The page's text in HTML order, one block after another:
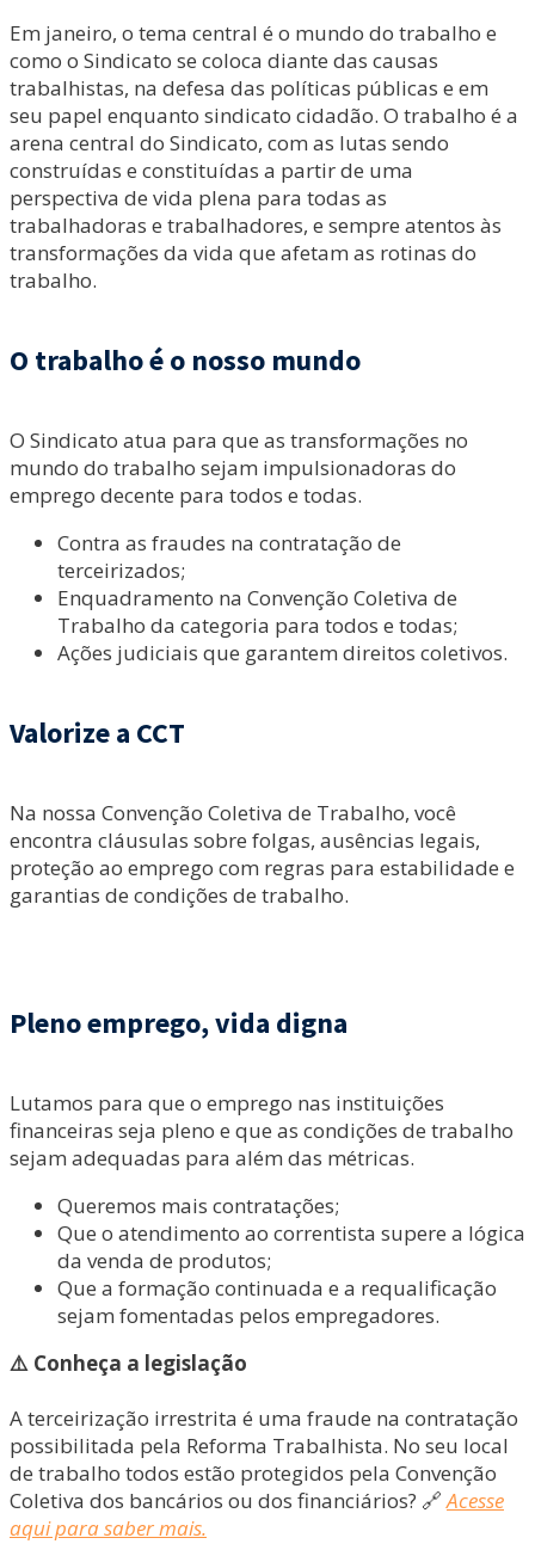
Em janeiro, o tema central é o mundo do trabalho e
como o Sindicato se coloca diante das causas
trabalhistas, na defesa das políticas públicas e em
seu papel enquanto sindicato cidadão. O trabalho é a
arena central do Sindicato, com as lutas sendo
construídas e constituídas a partir de uma
perspectiva de vida plena para todas as
trabalhadoras e trabalhadores, e sempre atentos às
transformações da vida que afetam as rotinas do
trabalho.
O trabalho é o nosso mundo
O Sindicato atua para que as transformações no
mundo do trabalho sejam impulsionadoras do
emprego decente para todos e todas.
Contra as fraudes na contratação de
terceirizados;
Enquadramento na Convenção Coletiva de
Trabalho da categoria para todos e todas;
Ações judiciais que garantem direitos coletivos.
Valorize a CCT
Na nossa Convenção Coletiva de Trabalho, você
encontra cláusulas sobre folgas, ausências legais,
proteção ao emprego com regras para estabilidade e
garantias de condições de trabalho.
Pleno emprego, vida digna
Lutamos para que o emprego nas instituições
financeiras seja pleno e que as condições de trabalho
sejam adequadas para além das métricas.
Queremos mais contratações;
Que o atendimento ao correntista supere a lógica
da venda de produtos;
Que a formação continuada e a requalificação
sejam fomentadas pelos empregadores.
⚠️ Conheça a legislação
A terceirização irrestrita é uma fraude na contratação
possibilitada pela Reforma Trabalhista. No seu local
de trabalho todos estão protegidos pela Convenção
Coletiva dos bancários ou dos financiários? 🔗Acesse
aqui para saber mais.